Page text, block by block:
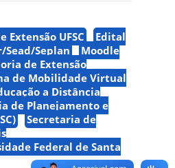
Extensão UFSC
Edital
Sead/Seplan
Moodle
de Extensão
de Mobilidade Virtual
a Distância
de Planejamento e
Secretaria de
Federal de Santa